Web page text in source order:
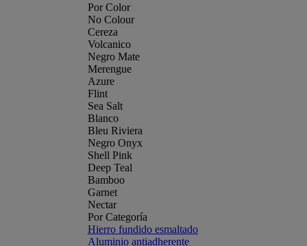
Por Color
No Colour
Cereza
Volcanico
Negro Mate
Merengue
Azure
Flint
Sea Salt
Blanco
Bleu Riviera
Negro Onyx
Shell Pink
Deep Teal
Bamboo
Garnet
Nectar
Por Categoría
Hierro fundido esmaltado
Aluminio antiadherente